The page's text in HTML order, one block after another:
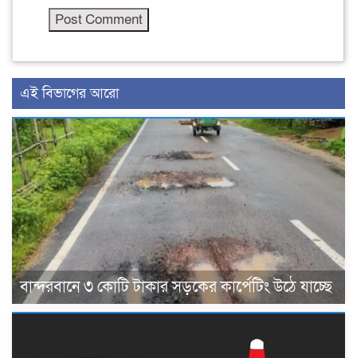
এই বিভাগের আরো
বান্দরবানে ৩ কোটি টাকার সড়কের কার্পেটিং উঠে যাচ্ছে